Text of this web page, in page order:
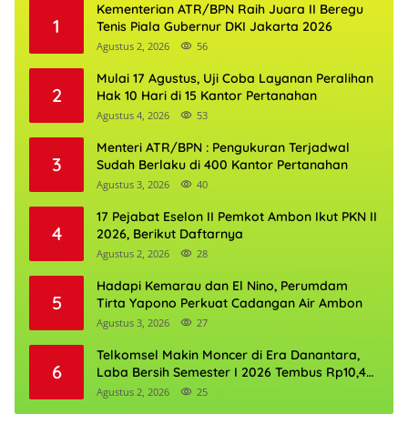
1
Kementerian ATR/BPN Raih Juara II Beregu
Tenis Piala Gubernur DKI Jakarta 2026
Agustus 2, 2026 56
2
Mulai 17 Agustus, Uji Coba Layanan Peralihan
Hak 10 Hari di 15 Kantor Pertanahan
Agustus 4, 2026 53
3
Menteri ATR/BPN : Pengukuran Terjadwal
Sudah Berlaku di 400 Kantor Pertanahan
Agustus 3, 2026 40
4
17 Pejabat Eselon II Pemkot Ambon Ikut PKN II
2026, Berikut Daftarnya
Agustus 2, 2026 28
5
Hadapi Kemarau dan El Nino, Perumdam
Tirta Yapono Perkuat Cadangan Air Ambon
Agustus 3, 2026 27
6
Telkomsel Makin Moncer di Era Danantara,
Laba Bersih Semester I 2026 Tembus Rp10,4
Triliun
Agustus 2, 2026 25